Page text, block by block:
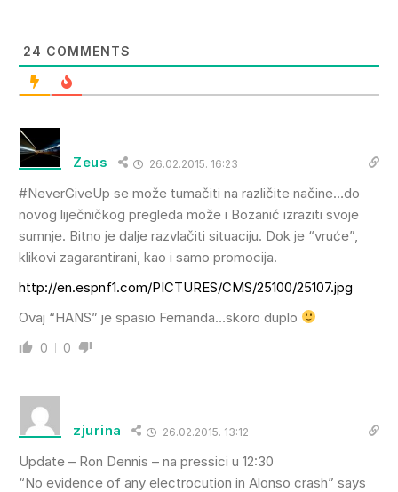
24 COMMENTS
Zeus 26.02.2015. 16:23
#NeverGiveUp se može tumačiti na različite načine…do
novog liječničkog pregleda može i Bozanić izraziti svoje
sumnje. Bitno je dalje razvlačiti situaciju. Dok je “vruće”,
klikovi zagarantirani, kao i samo promocija.
http://en.espnf1.com/PICTURES/CMS/25100/25107.jpg
Ovaj “HANS” je spasio Fernanda…skoro duplo
0 0
zjurina 26.02.2015. 13:12
Update – Ron Dennis – na pressici u 12:30
“No evidence of any electrocution in Alonso crash” says